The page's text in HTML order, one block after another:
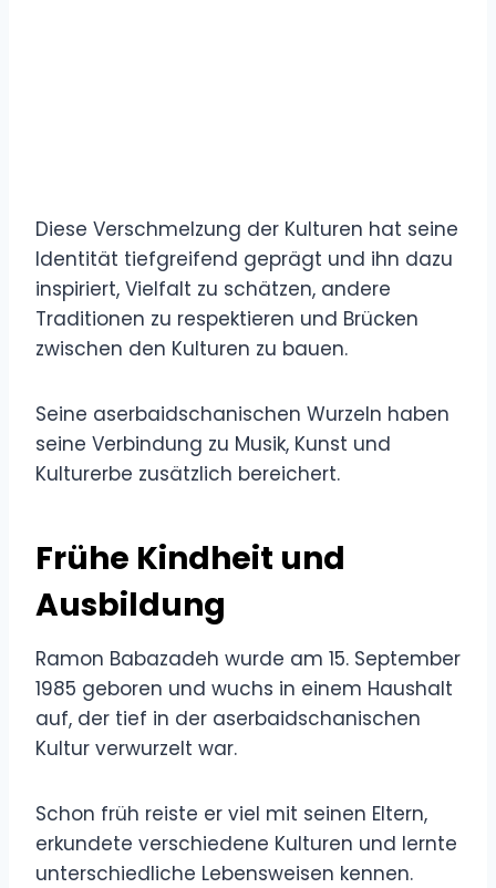
Diese Verschmelzung der Kulturen hat seine
Identität tiefgreifend geprägt und ihn dazu
inspiriert, Vielfalt zu schätzen, andere
Traditionen zu respektieren und Brücken
zwischen den Kulturen zu bauen.
Seine aserbaidschanischen Wurzeln haben
seine Verbindung zu Musik, Kunst und
Kulturerbe zusätzlich bereichert.
Frühe Kindheit und
Ausbildung
Ramon Babazadeh wurde am 15. September
1985 geboren und wuchs in einem Haushalt
auf, der tief in der aserbaidschanischen
Kultur verwurzelt war.
Schon früh reiste er viel mit seinen Eltern,
erkundete verschiedene Kulturen und lernte
unterschiedliche Lebensweisen kennen.